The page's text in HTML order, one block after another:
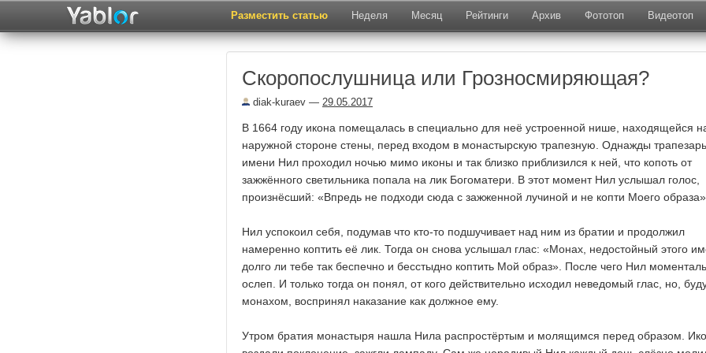
Разместить статью Неделя Месяц Рейтинги Архив Фототоп Видеотоп
Скоропослушница или Грозносмиряющая?
diak-kuraev — 29.05.2017
В 1664 году икона помещалась в специально для неё устроенной нише, находящейся
наружной стороне стены, перед входом в монастырскую трапезную. Однажды
имени Нил проходил ночью мимо иконы и так близко приблизился к ней, что копоть от
зажжённого светильника попала на лик Богоматери. В этот момент Нил услышал голос,
произнёсший: «Впредь не подходи сюда с зажженной лучиной и не копти Моего
Нил успокоил себя, подумав что кто-то подшучивает над ним из братии и продолжил
намеренно коптить её лик. Тогда он снова услышал глас: «Монах, недостойный этого
долго ли тебе так беспечно и бесстыдно коптить Мой образ». После чего Нил
ослеп. И только тогда он понял, от кого действительно исходил неведомый глас, но,
монахом, воспринял наказание как должное ему.
Утром братия монастыря нашла Нила распростёртым и молящимся перед образом.